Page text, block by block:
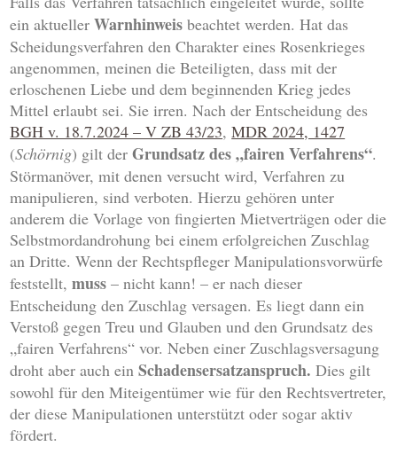
ein aktuellerWarnhinweis beachtet werden. Hat das
Scheidungsverfahren den Charakter eines Rosenkrieges
angenommen, meinen die Beteiligten, dass mit der
erloschenen Liebe und dem beginnenden Krieg jedes
Mittel erlaubt sei. Sie irren. Nach der Entscheidung des
BGH v. 18.7.2024 – V ZB 43/23,MDR 2024, 1427
(Schörnig) gilt derGrundsatz des „fairen Verfahrens“.
Störmanöver, mit denen versucht wird, Verfahren zu
manipulieren, sind verboten. Hierzu gehören unter
anderem die Vorlage von fingierten Mietverträgen oder die
Selbstmordandrohung bei einem erfolgreichen Zuschlag
an Dritte. Wenn der Rechtspfleger Manipulationsvorwürfe
feststellt,muss – nicht kann! – er nach dieser
Entscheidung den Zuschlag versagen. Es liegt dann ein
Verstoß gegen Treu und Glauben und den Grundsatz des
„fairen Verfahrens“ vor. Neben einer Zuschlagsversagung
droht aber auch einSchadensersatzanspruch. Dies gilt
sowohl für den Miteigentümer wie für den Rechtsvertreter,
der diese Manipulationen unterstützt oder sogar aktiv
fördert.